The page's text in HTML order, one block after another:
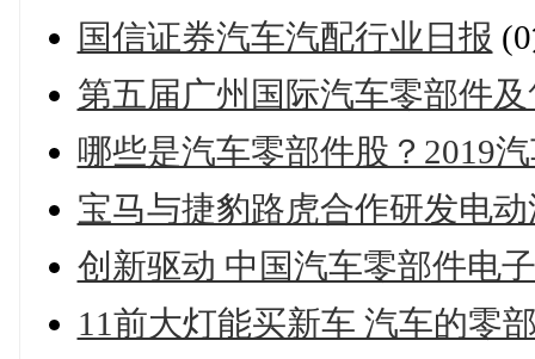
国信证券汽车汽配行业日报
第五届广州国际汽车零部件
哪些是汽车零部件股？2019
宝马与捷豹路虎合作研发电
创新驱动 中国汽车零部件电
11前大灯能买新车 汽车的零